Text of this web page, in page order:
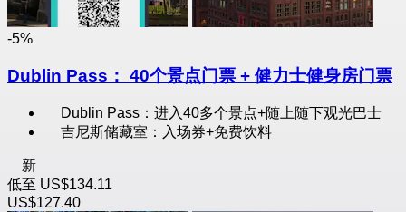
-5%
Dublin Pass： 40个景点门票 + 健力士健身房门票
Dublin Pass：进入40多个景点+随上随下观光巴士
吉尼斯储藏室：入场券+免费饮料
新
低至 US$134.11
US$127.40